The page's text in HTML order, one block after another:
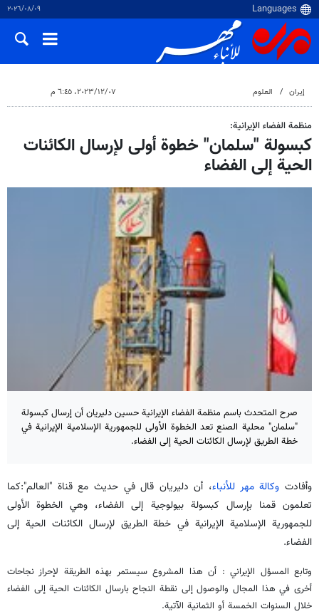
٠٩‏/٠٨‏/٢٠٢٦
إيران العلوم ٠٧‏/١٢‏/٢٠٢٣، ٦:٤٥ م
منظمة الفضاء الإيرانية:
كبسولة "سلمان" خطوة أولى لإرسال الكائنات
الحية إلى الفضاء
صرح المتحدث باسم منظمة الفضاء الإيرانية حسين دليريان أن إرسال كبسولة
"سلمان" محلية الصنع تعد الخطوة الأولى للجمهورية الإسلامية الإيرانية في
خطة الطريق لإرسال الكائنات الحية إلى الفضاء.
وأفادت وكالة مهر للأنباء، أن دليريان قال في حديث مع قناة "العالم":كما
تعلمون قمنا بإرسال كبسولة بيولوجية إلى الفضاء، وهي الخطوة الأولى
للجمهورية الإسلامية الإيرانية في خطة الطريق لإرسال الكائنات الحية إلى
الفضاء.
وتابع المسؤل الإيراني : أن هذا المشروع سيستمر بهذه الطريقة لإحراز نجاحات
أخرى في هذا المجال والوصول إلى نقطة النجاح بارسال الكائنات الحية إلى الفضاء
خلال السنوات الخمسة أو الثمانية الآتية.